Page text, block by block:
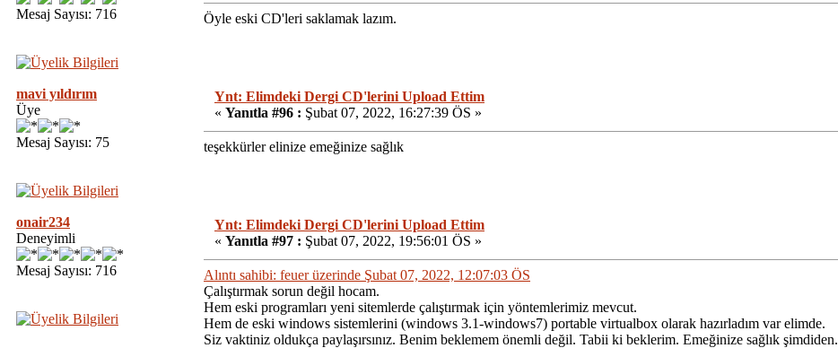
Mesaj Sayısı: 716 Öyle eski CD'leri saklamak lazım.
mavi yıldırım
Üye
Mesaj Sayısı: 75
Ynt: Elimdeki Dergi CD'lerini Upload Ettim
« Yanıtla #96 : Şubat 07, 2022, 16:27:39 ÖS »
teşekkürler elinize emeğinize sağlık
onair234
Deneyimli
Mesaj Sayısı: 716
Ynt: Elimdeki Dergi CD'lerini Upload Ettim
« Yanıtla #97 : Şubat 07, 2022, 19:56:01 ÖS »
Alıntı sahibi: feuer üzerinde Şubat 07, 2022, 12:07:03 ÖS
Çalıştırmak sorun değil hocam.
Hem eski programları yeni sitemlerde çalıştırmak için yöntemlerimiz mevcut.
Hem de eski windows sistemlerini (windows 3.1-windows7) portable virtualbox olarak hazırladım var elimde.
Siz vaktiniz oldukça paylaşırsınız. Benim beklemem önemli değil. Tabii ki beklerim. Emeğinize sağlık şimdiden.